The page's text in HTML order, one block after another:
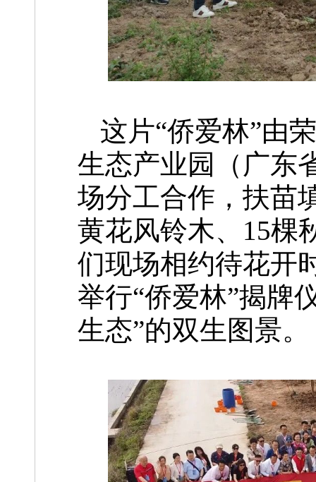
这片“侨爱林”由
生态产业园（广东
场分工合作，扶苗
黄花风铃木、15棵
们现场相约待花开
举行“侨爱林”揭牌
生态”的双生图景。